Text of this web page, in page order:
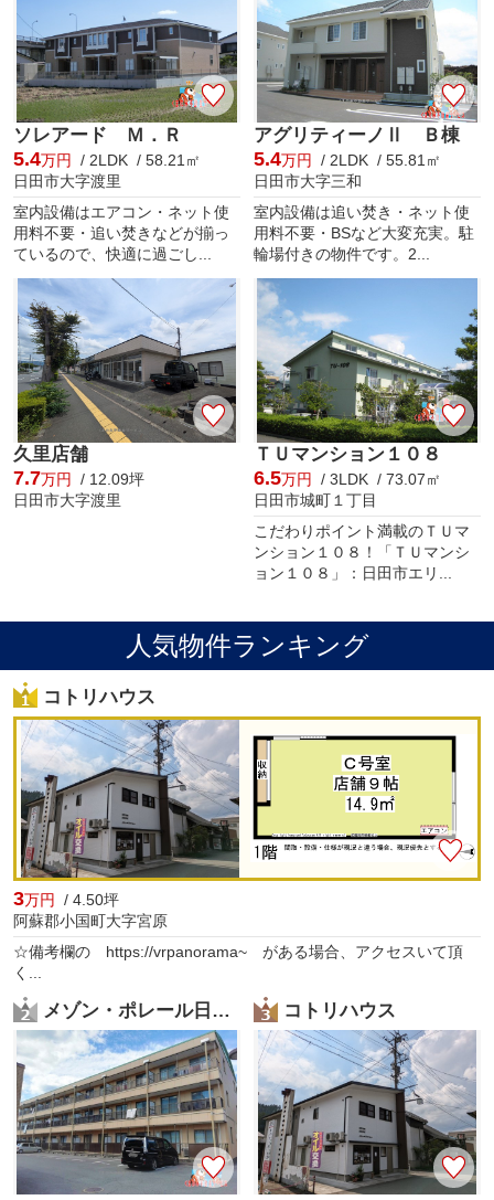
ソレアード Ｍ．Ｒ
5.4万円
/ 2LDK / 58.21㎡
日田市大字渡里
室内設備はエアコン・ネット使
用料不要・追い焚きなどが揃っ
ているので、快適に過ごし...
アグリティーノⅡ Ｂ棟
5.4万円
/ 2LDK / 55.81㎡
日田市大字三和
室内設備は追い焚き・ネット使
用料不要・BSなど大変充実。駐
輪場付きの物件です。2...
久里店舗
7.7万円
/ 12.09坪
日田市大字渡里
ＴＵマンション１０８
6.5万円
/ 3LDK / 73.07㎡
日田市城町１丁目
こだわりポイント満載のＴＵマ
ンション１０８！「ＴＵマンシ
ョン１０８」：日田市エリ...
人気物件ランキング
コトリハウス
3万円
/ 4.50坪
阿蘇郡小国町大字宮原
☆備考欄の https://vrpanorama~ がある場合、アクセスいて頂
く...
メゾン・ポレール日田A棟 コトリハウス